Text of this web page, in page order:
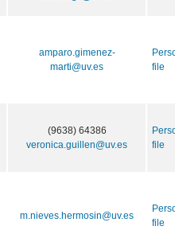
amparo.gimenez-
marti@uv.es
file
(9638) 64386
veronica.guillen@uv.es
file
m.nieves.hermosin@uv.es
file